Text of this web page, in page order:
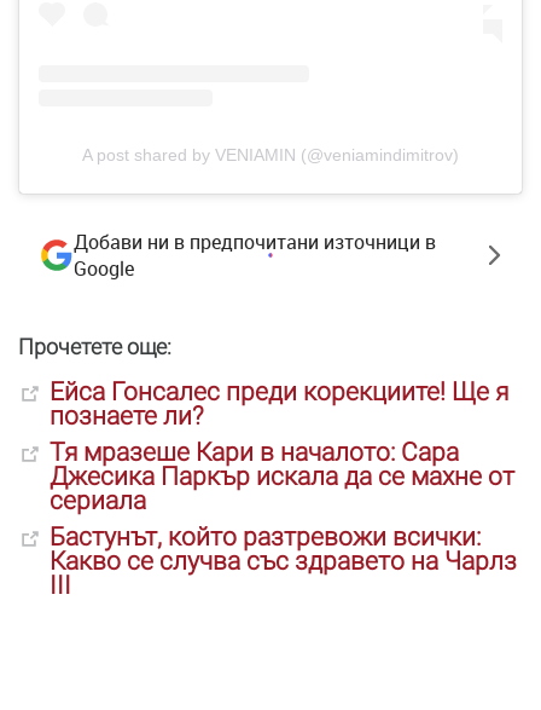
A post shared by VENIAMIN (@veniamindimitrov)
Добави ни в предпочитани източници в
Google
Прочетете още:
Ейса Гонсалес преди корекциите! Ще я
познаете ли?
Тя мразеше Кари в началото: Сара
Джесика Паркър искала да се махне от
сериала
Бастунът, който разтревожи всички:
Какво се случва със здравето на Чарлз
III